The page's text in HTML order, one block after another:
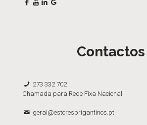
Contactos
273 332 702
Chamada para Rede Fixa Nacional
geral@estoresbrigantinos.pt